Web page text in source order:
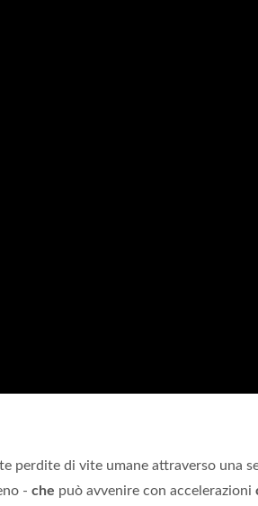
perdite di vite umane attraverso una
- che può avvenire con accelerazioni